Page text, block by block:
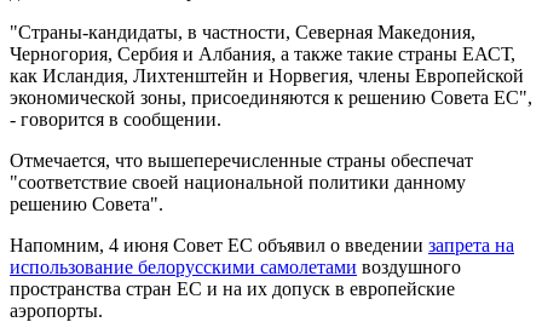
"Страны-кандидаты, в частности, Северная Македония,
Черногория, Сербия и Албания, а также такие страны ЕАСТ,
как Исландия, Лихтенштейн и Норвегия, члены Европейской
экономической зоны, присоединяются к решению Совета ЕС",
- говорится в сообщении.
Отмечается, что вышеперечисленные страны обеспечат
"соответствие своей национальной политики данному
решению Совета".
Напомним, 4 июня Совет ЕС объявил о введении запрета на
использование белорусскими самолетами воздушного
пространства стран ЕС и на их допуск в европейские
аэропорты.